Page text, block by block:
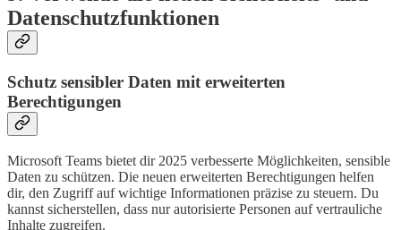
Datenschutzfunktionen
Schutz sensibler Daten mit erweiterten
Berechtigungen
Microsoft Teams bietet dir 2025 verbesserte Möglichkeiten, sensible
Daten zu schützen. Die neuen erweiterten Berechtigungen helfen
dir, den Zugriff auf wichtige Informationen präzise zu steuern. Du
kannst sicherstellen, dass nur autorisierte Personen auf vertrauliche
Inhalte zugreifen.